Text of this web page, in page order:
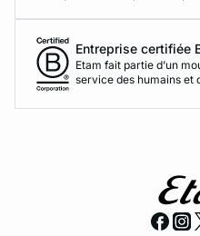
Entreprise certifiée
Etam fait partie d’un
service des humains et